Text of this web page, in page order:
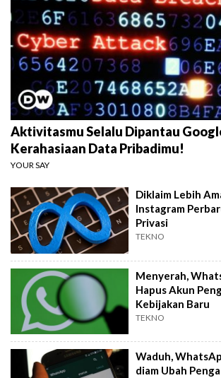
Aktivitasmu Selalu Dipantau
Kerahasiaan Data Pribadimu!
YOUR SAY
Diklaim Lebih
Instagram
Privasi
TEKNO
Menyerah,
Hapus Akun
Kebijakan Baru
TEKNO
Waduh,
diam Ubah